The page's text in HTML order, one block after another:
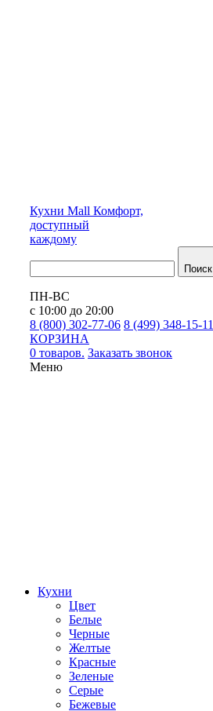
Кухни Mall Комфорт,
доступный
каждому
Поиск
ПН-ВС
с 10:00 до 20:00
8 (800) 302-77-06 8 (499) 348-15-11
КОРЗИНА
0 товаров. Заказать звонок
Меню
Кухни
Цвет
Белые
Черные
Желтые
Красные
Зеленые
Серые
Бежевые